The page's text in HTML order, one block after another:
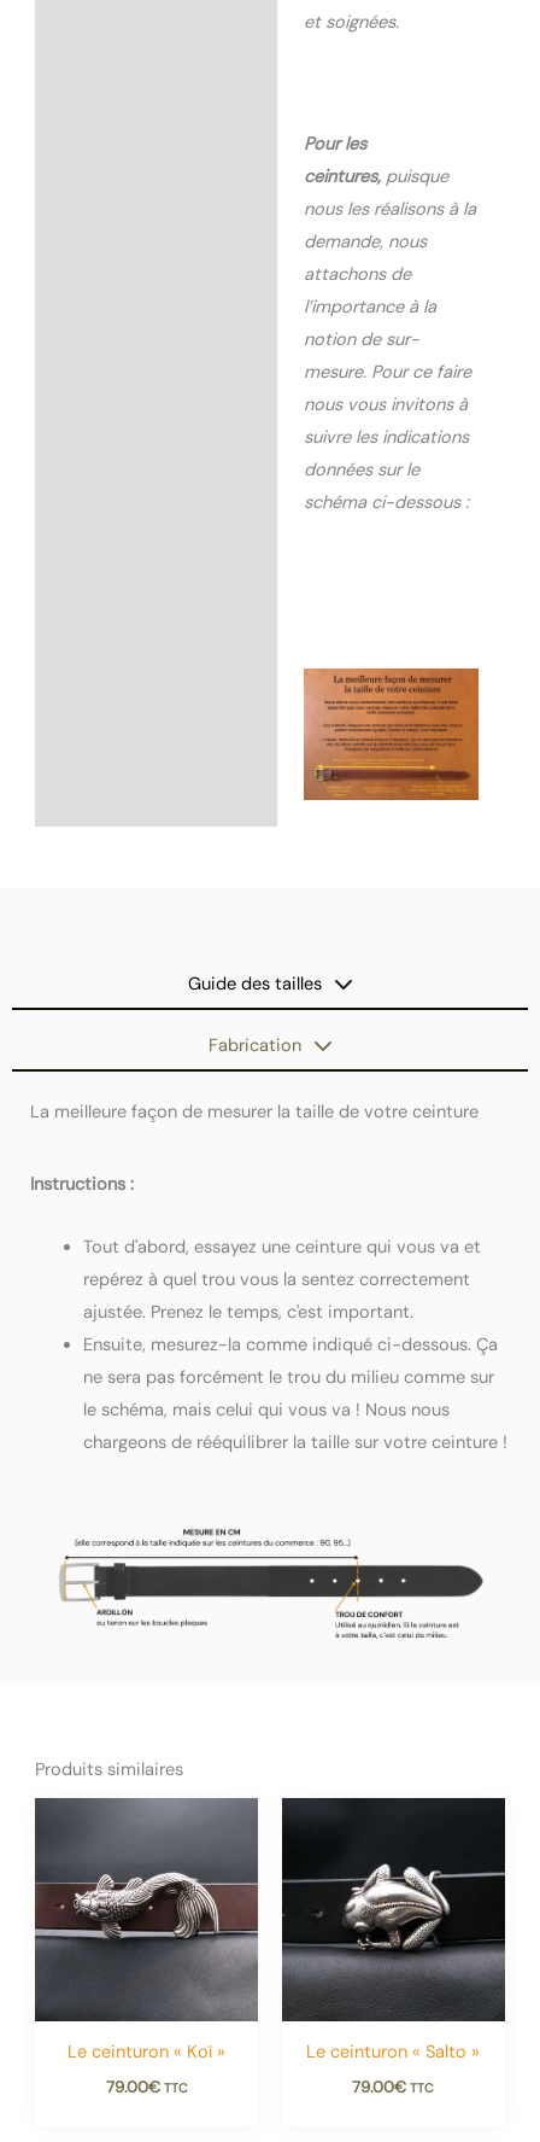
et soignées.
Pour les
ceintures, puisque
nous les réalisons à la
demande, nous
attachons de
l’importance à la
notion de sur-
mesure. Pour ce faire
nous vous invitons à
suivre les indications
données sur le
schéma ci-dessous :
Guide des tailles
Fabrication
La meilleure façon de mesurer la taille de votre ceinture
Instructions :
Tout d'abord, essayez une ceinture qui vous va et
repérez à quel trou vous la sentez correctement
ajustée. Prenez le temps, c'est important.
Ensuite, mesurez-la comme indiqué ci-dessous. Ça
ne sera pas forcément le trou du milieu comme sur
le schéma, mais celui qui vous va ! Nous nous
chargeons de rééquilibrer la taille sur votre ceinture !
Produits similaires
Le ceinturon « Koï »
79.00€ TTC
Le ceinturon « Salto »
79.00€ TTC